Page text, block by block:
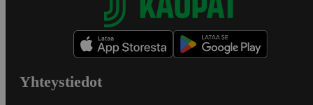
Yhteystiedot